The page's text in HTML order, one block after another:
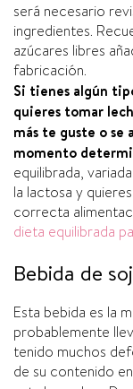
será necesario
ingredientes.
azúcares libres
fabricación.
Si tienes algún
quieres tomar
más te guste o se
momento
equilibrada,
la lactosa y
correcta
dieta equilibrada
Bebida de
Esta bebida es la
probablemente
tenido muchos
de su contenido